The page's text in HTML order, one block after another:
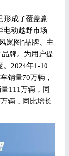
形成了覆盖豪
电动越野市场
岚图”品牌、主
品牌。为用户提
2024年1-10
销量70万辆，
111万辆，同
辆，同比增长